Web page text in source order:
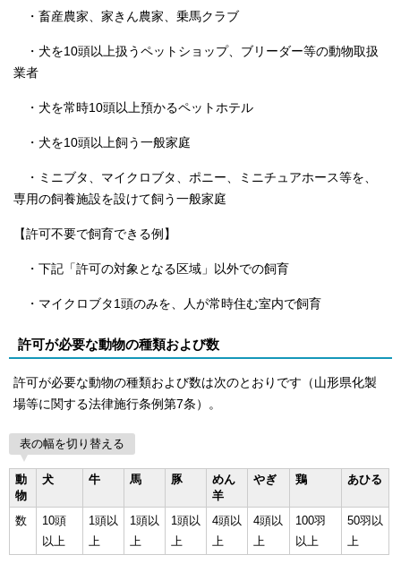
・畜産農家、家きん農家、乗馬クラブ
・犬を10頭以上扱うペットショップ、ブリーダー等の動物取扱
業者
・犬を常時10頭以上預かるペットホテル
・犬を10頭以上飼う一般家庭
・ミニブタ、マイクロブタ、ポニー、ミニチュアホース等を、
専用の飼養施設を設けて飼う一般家庭
【許可不要で飼育できる例】
・下記「許可の対象となる区域」以外での飼育
・マイクロブタ1頭のみを、人が常時住む室内で飼育
許可が必要な動物の種類および数
許可が必要な動物の種類および数は次のとおりです（山形県化製
場等に関する法律施行条例第7条）。
表の幅を切り替える
動
物
犬 牛 馬 豚
めん
羊
やぎ 鶏 あひる
数
10頭
以上
1頭以
上
1頭以
上
1頭以
上
4頭以
上
4頭以
上
100羽
以上
50羽以
上